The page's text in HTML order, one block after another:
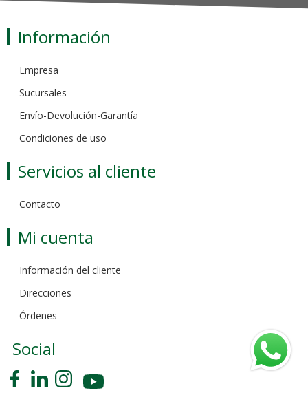
Información
Empresa
Sucursales
Envío-Devolución-Garantía
Condiciones de uso
Servicios al cliente
Contacto
Mi cuenta
Información del cliente
Direcciones
Órdenes
Social